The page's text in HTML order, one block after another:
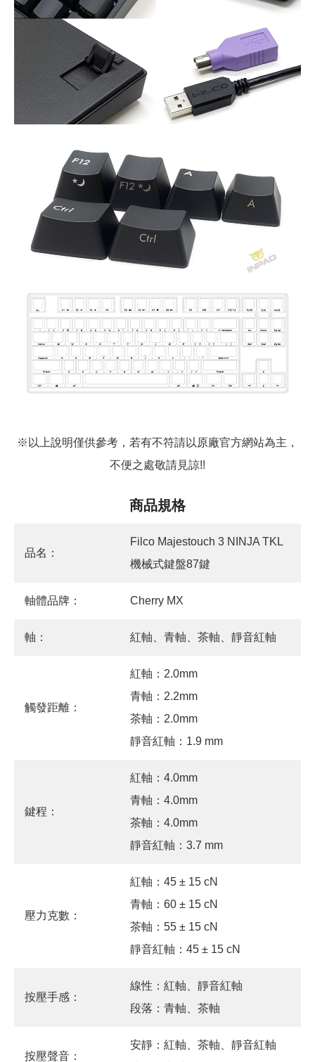
※以上說明僅供參考，若有不符請以原廠官方網站為主，
不便之處敬請見諒!!
商品規格
品名：
Filco Majestouch 3 NINJA TKL
機械式鍵盤87鍵
軸體品牌： Cherry MX
軸： 紅軸、青軸、茶軸、靜音紅軸
觸發距離：
紅軸：2.0mm
青軸：2.2mm
茶軸：2.0mm
靜音紅軸：1.9 mm
鍵程：
紅軸：4.0mm
青軸：4.0mm
茶軸：4.0mm
靜音紅軸：3.7 mm
壓力克數：
紅軸：45 ± 15 cN
青軸：60 ± 15 cN
茶軸：55 ± 15 cN
靜音紅軸：45 ± 15 cN
按壓手感：
線性：紅軸、靜音紅軸
段落：青軸、茶軸
按壓聲音：
安靜：紅軸、茶軸、靜音紅軸